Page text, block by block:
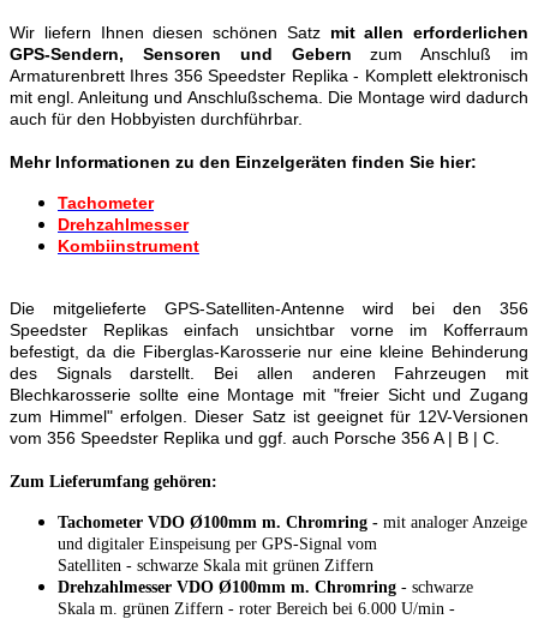
Wir liefern Ihnen diesen schönen Satz mit allen erforderlichen
GPS-Sendern, Sensoren und Gebern zum Anschluß im
Armaturenbrett Ihres 356 Speedster Replika - Komplett elektronisch
mit engl. Anleitung und Anschlußschema. Die Montage wird dadurch
auch für den Hobbyisten durchführbar.
Mehr Informationen zu den Einzelgeräten finden Sie hier:
Tachometer
Drehzahlmesser
Kombiinstrument
Die mitgelieferte GPS-Satelliten-Antenne wird bei den 356
Speedster Replikas einfach unsichtbar vorne im Kofferraum
befestigt, da die Fiberglas-Karosserie nur eine kleine Behinderung
des Signals darstellt. Bei allen anderen Fahrzeugen mit
Blechkarosserie sollte eine Montage mit "freier Sicht und Zugang
zum Himmel" erfolgen. Dieser Satz ist geeignet für 12V-Versionen
vom 356 Speedster Replika und ggf. auch Porsche 356 A | B | C.
Zum Lieferumfang gehören:
Tachometer VDO Ø100mm m. Chromring - mit analoger Anzeige
und digitaler Einspeisung per GPS-Signal vom
Satelliten - schwarze Skala mit grünen Ziffern
Drehzahlmesser VDO Ø100mm m. Chromring - schwarze
Skala m. grünen Ziffern - roter Bereich bei 6.000 U/min -